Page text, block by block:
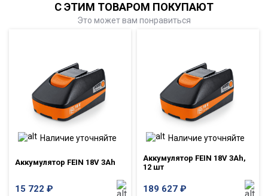
С ЭТИМ ТОВАРОМ ПОКУПАЮТ
Это может вам понравиться
Наличие уточняйте
Аккумулятор FEIN 18V 3Ah
15 722 ₽
Наличие уточняйте
Аккумулятор FEIN 18V 3Ah,
12 шт
189 627 ₽